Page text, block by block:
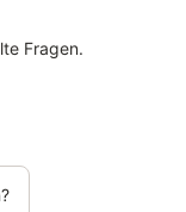
Fragen.